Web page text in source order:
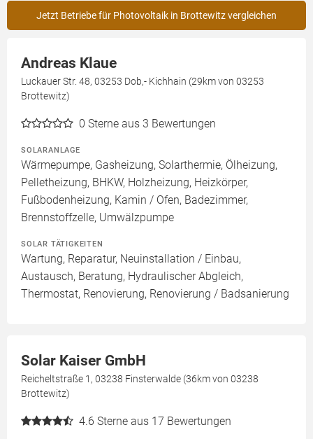
Jetzt Betriebe für Photovoltaik in Brottewitz vergleichen
Andreas Klaue
Luckauer Str. 48, 03253 Dob,- Kichhain (29km von 03253
Brottewitz)
0 Sterne aus 3 Bewertungen
SOLARANLAGE
Wärmepumpe, Gasheizung, Solarthermie, Ölheizung,
Pelletheizung, BHKW, Holzheizung, Heizkörper,
Fußbodenheizung, Kamin / Ofen, Badezimmer,
Brennstoffzelle, Umwälzpumpe
SOLAR TÄTIGKEITEN
Wartung, Reparatur, Neuinstallation / Einbau,
Austausch, Beratung, Hydraulischer Abgleich,
Thermostat, Renovierung, Renovierung / Badsanierung
Solar Kaiser GmbH
Reicheltstraße 1, 03238 Finsterwalde (36km von 03238
Brottewitz)
4.6 Sterne aus 17 Bewertungen